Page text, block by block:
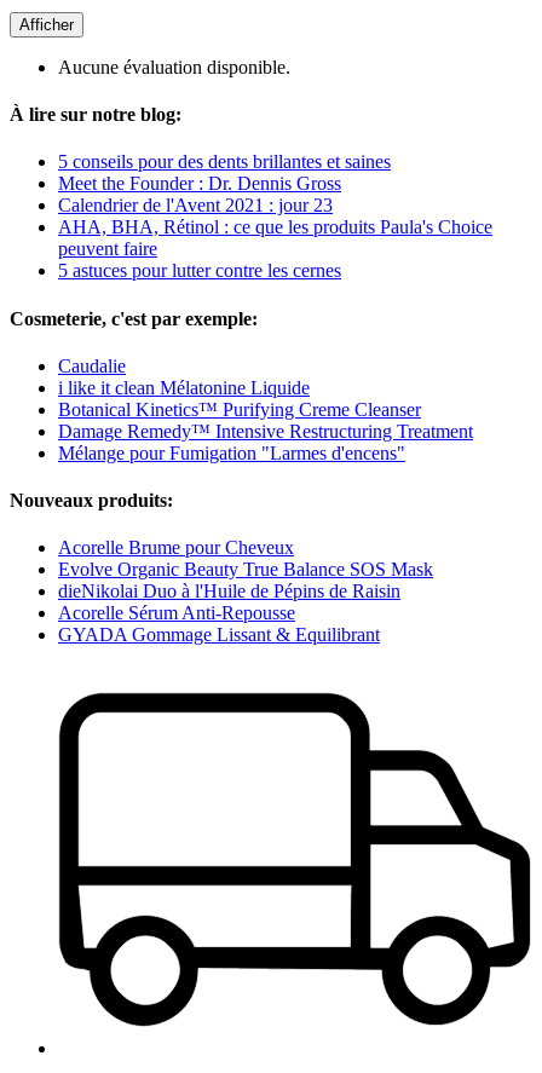
Afficher
Aucune évaluation disponible.
À lire sur notre blog:
5 conseils pour des dents brillantes et saines
Meet the Founder : Dr. Dennis Gross
Calendrier de l'Avent 2021 : jour 23
AHA, BHA, Rétinol : ce que les produits Paula's Choice
peuvent faire
5 astuces pour lutter contre les cernes
Cosmeterie, c'est par exemple:
Caudalie
i like it clean Mélatonine Liquide
Botanical Kinetics™ Purifying Creme Cleanser
Damage Remedy™ Intensive Restructuring Treatment
Mélange pour Fumigation "Larmes d'encens"
Nouveaux produits:
Acorelle Brume pour Cheveux
Evolve Organic Beauty True Balance SOS Mask
dieNikolai Duo à l'Huile de Pépins de Raisin
Acorelle Sérum Anti-Repousse
GYADA Gommage Lissant & Equilibrant